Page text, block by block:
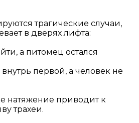
трагические случаи,
в дверях лифта:
а питомец остался
первой, а человек не
натяжение приводит к
трахеи.